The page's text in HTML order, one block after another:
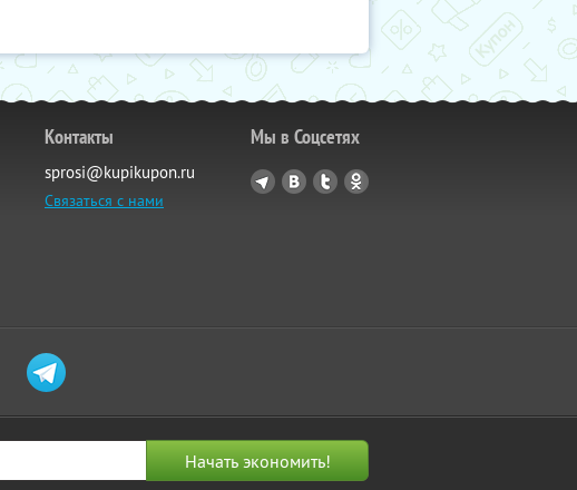
Контакты
sprosi@kupikupon.ru
Связаться с нами
Мы в Соцсетях